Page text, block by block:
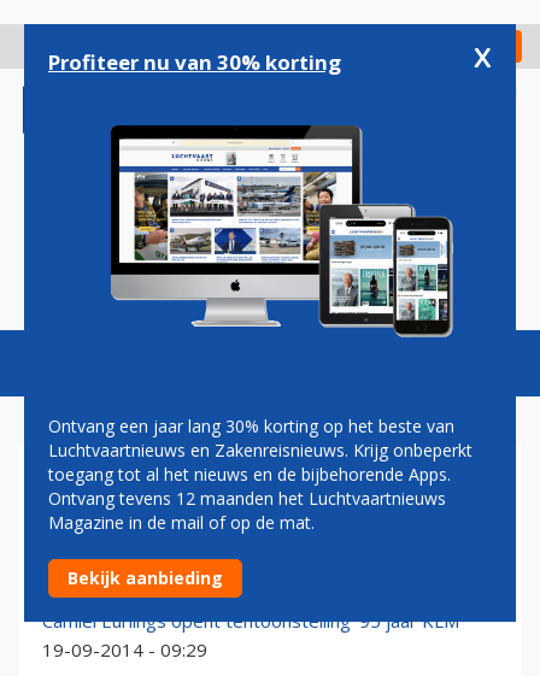
gaan
Check in
Magazine Podcasts Vacatures
TENTOONSTELLING
Honderd jaar Schiphol in Amsterdam Museum
07-06-2016 - 13:58
Camiel Eurlings opent tentoonstelling '95 jaar KLM'
19-09-2014 - 09:29
Profiteer nu van 30% korting x
Ontvang een jaar lang 30% korting op het beste van
Luchtvaartnieuws en Zakenreisnieuws. Krijg onbeperkt
toegang tot al het nieuws en de bijbehorende Apps.
Ontvang tevens 12 maanden het Luchtvaartnieuws
Magazine in de mail of op de mat.
Bekijk aanbieding